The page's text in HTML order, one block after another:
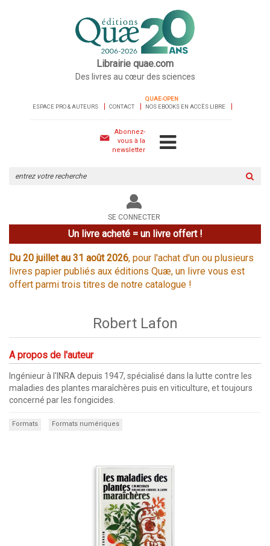
Librairie quae.com
Des livres au cœur des sciences
ESPACE PRO & AUTEURS CONTACT
QUAE-OPEN
NOS EBOOKS EN ACCÈS LIBRE
Abonnez-
vous à la
newsletter
le
site
SE CONNECTER
Un livre acheté = un livre offert !
Du 20 juillet au 31 août 2026, pour l'achat d'un ou plusieurs
livres papier publiés aux éditions Quæ, un livre vous est
offert parmi trois titres de notre catalogue !
Robert Lafon
A propos de l'auteur
Ingénieur à l'INRA depuis 1947, spécialisé dans la lutte contre les
maladies des plantes maraîchères puis en viticulture, et toujours
concerné par les fongicides.
Formats Formats numériques